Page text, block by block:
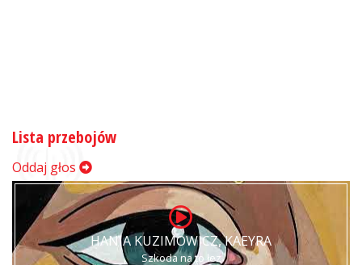
Lista przebojów
Oddaj głos
HANIA KUZIMOWICZ, KAEYRA
Szkoda na to łez